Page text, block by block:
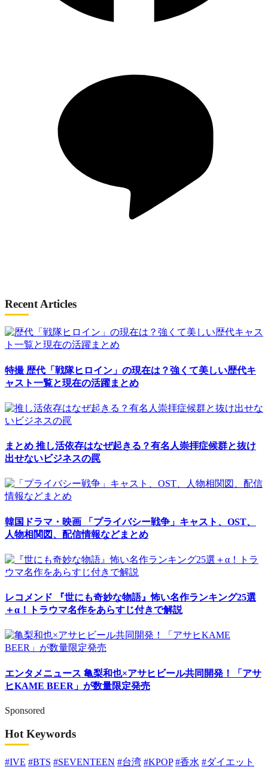
Recent Articles
特撮 歴代「戦隊ヒロイン」の現在は？強くて美しい歴代キ
ャスト一覧と現在の活躍まとめ
まとめ 推し活依存はなぜ起きる？有名人崇拝症候群と抜け
出せないビジネスの罠
韓国ドラマ・映画 「プライバシー戦争」キャスト、OST、
人物相関図、配信情報などまとめ
レコメンド 『世にも奇妙な物語』怖い名作ランキング25選
＋α！トラウマ名作をあらすじ付きで解説
エンタメニュース 亀梨和也×アサヒビール共同開発！「アサ
ヒKAME BEER」が数量限定発売
Sponsored
Hot Keywords
#IVE #BTS #SEVENTEEN #台湾 #KPOP #香水 #ダイエット